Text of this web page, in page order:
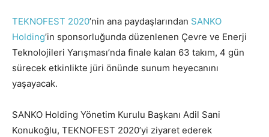
TEKNOFEST 2020’nin ana paydaşlarından SANKO
Holding’in sponsorluğunda düzenlenen Çevre ve Enerji
Teknolojileri Yarışması’nda finale kalan 63 takım, 4 gün
sürecek etkinlikte jüri önünde sunum heyecanını
yaşayacak.
SANKO Holding Yönetim Kurulu Başkanı Adil Sani
Konukoğlu, TEKNOFEST 2020’yi ziyaret ederek